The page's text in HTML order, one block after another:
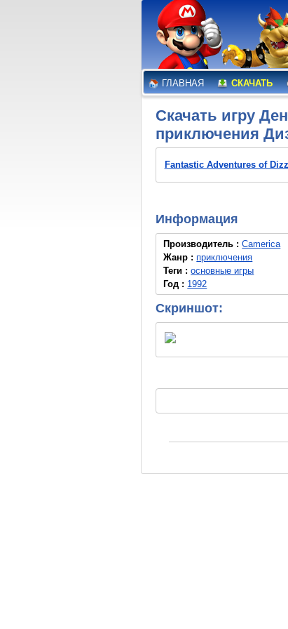
ГЛАВНАЯ СКАЧАТЬ
Скачать игру
приключения
Fantastic Adventures of
Информация
Производитель :Camerica
Жанр : приключения
Теги :основные игры
Год : 1992
Скриншот: